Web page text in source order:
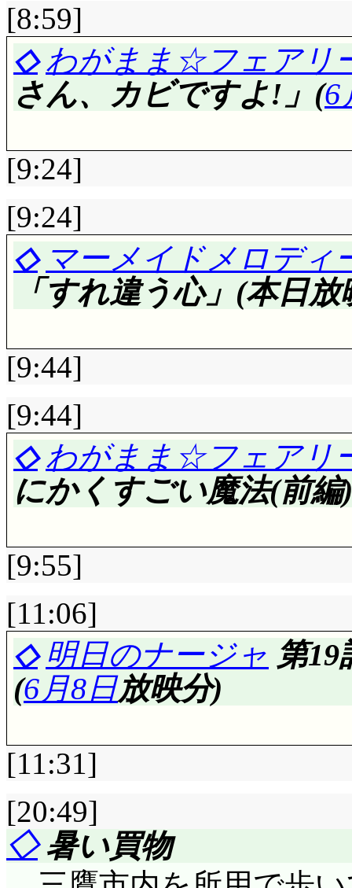
評価……☆☆☆(前回比:
波音, 水着見せびら
巻いて来る必要ある
が妄想大爆発なのは
い)。「うちの人魚さ
行きたがるんでしょ
言っても無駄です。
ころか既にバレてて
ら。
「当面の生活費が稼
客さん少なすぎるわ
(^^;;; ダーツ放り投げ
させるなんて素晴ら
疑問ですが(^^;;; 命中
ていないのに「一本
しおりをさっき見た
「願いの指輪」につ
モノが気配で判るの
け無駄なんで。ユー
れで価値高そうです
れますか?
何で隣のバンガロー
んですか。教師と生
[8:59]
◇ わがまま☆フェアリ
さん、カビですよ!」(6
評価……☆☆☆☆(前回
楓の机の引き出しに
モ。楓, 机開けないの
いていなかったんだ
黴が生えていたので
するミルモ, 妖精界に
すね。そもそも雨降
イトル, 平井が渋く(
毎度アクミに「悪の
ダアク。熱狂/ダアク(-
るのもいつものこと
奴なわけで……影絵「
しいですな(^^;;;;;;;
「おーい『悪の花』
咲かせるったって株
もの。だからって全
いんだけど。黴だけ
うな人参です。一体
ょうか, 料理人みたい
[9:24]
[9:24]
◇ マーメイドメロディ
「すれ違う心」(本日放
評価……☆☆☆(前回比:
7月3日に七海るちあ
が済んでいれば恋も
いるのはそのためか
ことを, あーんなこと
る」えー, 出来ればも
(^^;;;
るちあの誕生パーテ
どうも海斗のノリが
一緒だからかな。つ
てだよ。サーフィン
ら知りませんでした
だけに……女子の受け
斗からのアプローチ
[9:44]
[9:44]
◇ わがまま☆フェアリ
にかくすごい魔法(前
評価……☆☆☆☆(前回
あれ, OPの歌詞字幕
きくなりました。何故
トプル製作の新しい
す。なるほど, 確かに
ね。ミルモ達4人の楽
限まで高まった時に
ていて……ミルモの場
[9:55]
[11:06]
◇ 明日のナージャ 第
(6月8日放映分)
評価……☆☆☆☆(前回比
ヴェネツィアの夜の
[11:31]
[20:49]
◇暑い買物